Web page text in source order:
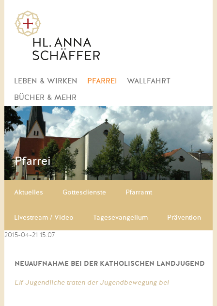
Navigation
LEBEN & WIRKEN PFARREI WALLFAHRT
BÜCHER & MEHR
Pfarrei
Navigation überspringen
Aktuelles
Gottesdienste Pfarramt
Livestream / Video Tagesevangelium Prävention
2015-04-21 15:07
NEUAUFNAHME BEI DER KATHOLISCHEN LANDJUGEND
Elf Jugendliche traten der Jugendbewegung bei